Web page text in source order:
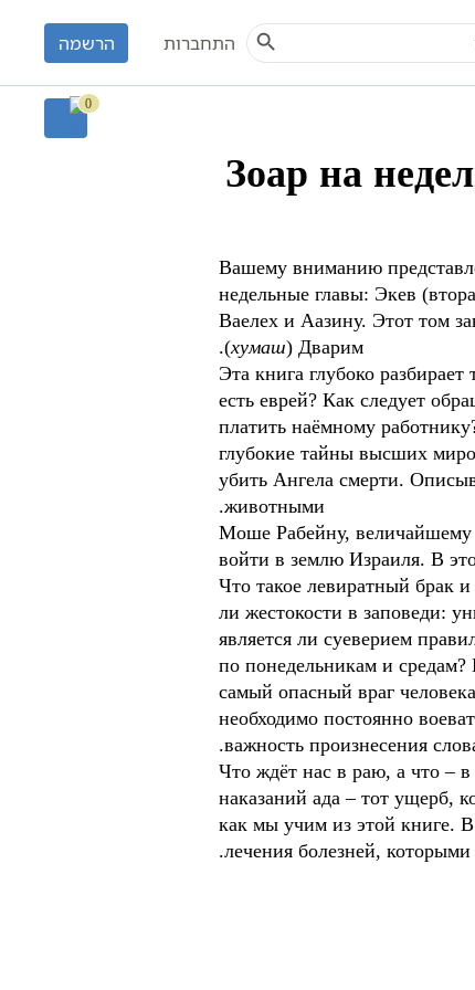
Search Button
התחברות הרשמה
0
Зоар на
Вашему вниманию
недельные главы: Экев
Ваелех и Аазину. Этот том
(хумаш) Дварим.
Эта книга глубоко
есть еврей? Как следует
платить наёмному
глубокие тайны высших
убить Ангела смерти.
животными.
Моше Рабейну, величайшему
войти в землю Израиля. В
Что такое левиратный брак
ли жестокости в заповеди:
является ли суеверием
по понедельникам и
самый опасный враг
необходимо постоянно
важность произнесения
.
Что ждёт нас в раю, а что –
наказаний ада – тот ущерб,
как мы учим из этой книге.
лечения болезней,